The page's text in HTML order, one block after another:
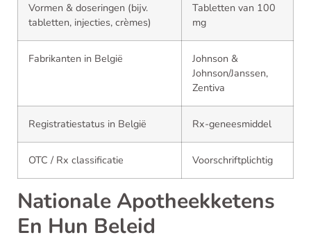
Vormen & doseringen (bijv.
tabletten, injecties, crèmes)
Tabletten van 100
mg
Fabrikanten in België
Johnson &
Johnson/Janssen,
Zentiva
Registratiestatus in België Rx-geneesmiddel
OTC / Rx classificatie Voorschriftplichtig
Nationale Apotheekketens
En Hun Beleid